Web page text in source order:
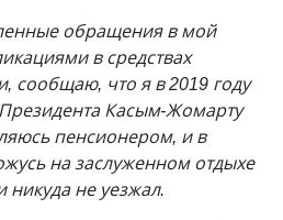
обращения в мой
в средствах
сообщаю, что я в 2019 году
Касым-Жомарту
пенсионером, и в
на заслуженном отдыхе
никуда не уезжал.